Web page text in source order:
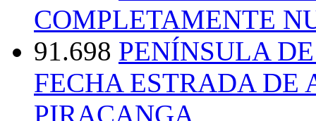
COMPLETAMENTE
91.698 PENÍNSULA
FECHA ESTRADA DE
PIRACANGA